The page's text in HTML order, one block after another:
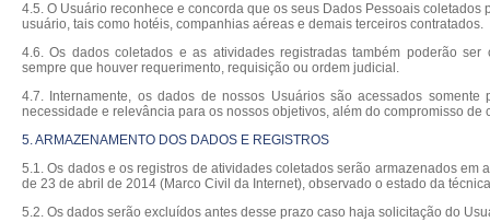
4.5. O Usuário reconhece e concorda que os seus Dados Pessoais
usuário, tais como hotéis, companhias aéreas e demais terceiros contratados.
4.6. Os dados coletados e as atividades registradas também poderão
sempre que houver requerimento, requisição ou ordem judicial.
4.7. Internamente, os dados de nossos Usuários são acessados
necessidade e relevância para os nossos objetivos, além do compromisso
5. ARMAZENAMENTO DOS DADOS E REGISTROS
5.1. Os dados e os registros de atividades coletados serão armazenados
de 23 de abril de 2014 (Marco Civil da Internet), observado o estado da
5.2. Os dados serão excluídos antes desse prazo caso haja solicitação do